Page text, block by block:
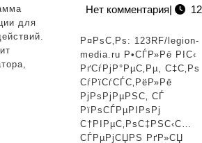
для
Нет комментария|
Р¤РѕС‚Рѕ: 123RF/legion-
media.ru Р•СЃР»Рё РІС‹
РґСѓРјР°РµС‚Рµ, С‡С‚Рѕ
СѓРїСѓСЃС‚РёР»Рё
РјРѕРјРµРЅС‚ СЃ
РїРѕСЃРµРІРѕРј
С†РІРµС‚РѕС‡РЅС‹С…
СЃРµРјСЏРЅ РґР»СЏ